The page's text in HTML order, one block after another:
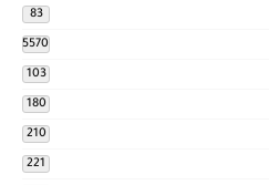
83
5570
103
180
210
221